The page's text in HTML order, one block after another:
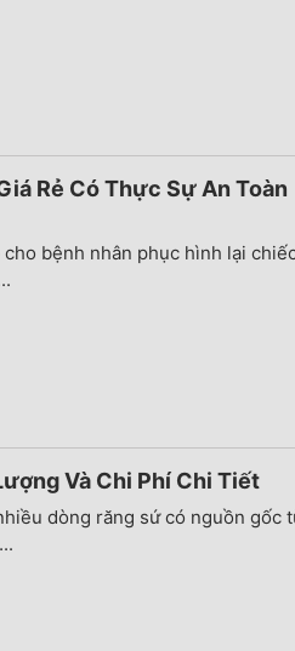
Rẻ Có Thực Sự An Toàn
bệnh nhân phục hình lại
Và Chi Phí Chi Tiết
dòng răng sứ có nguồn gốc